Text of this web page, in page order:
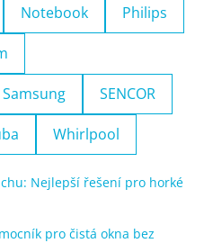
Notebook Philips
Samsung SENCOR
Whirlpool
Nejlepší řešení pro horké
pro čistá okna bez